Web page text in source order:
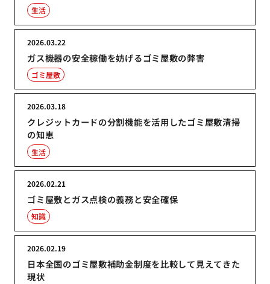
生活
ガス機器の安全稼働を妨げるゴミ屋敷の弊害
2026.03.22
ゴミ屋敷
クレジットカードの分割機能を活用したゴミ屋敷清掃
の知恵
2026.03.18
生活
ゴミ屋敷とガス点検の義務と安全確保
2026.02.21
知識
日本全国のゴミ屋敷補助金制度を比較して見えてきた
現状
2026.02.19